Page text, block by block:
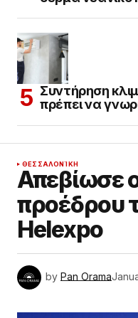
Συντήρηση
πρέπει να
ΘΕΣΣΑΛΟΝΊΚΗ
Απεβίωσε
προέδρου
Helexpo
by Pan Orama